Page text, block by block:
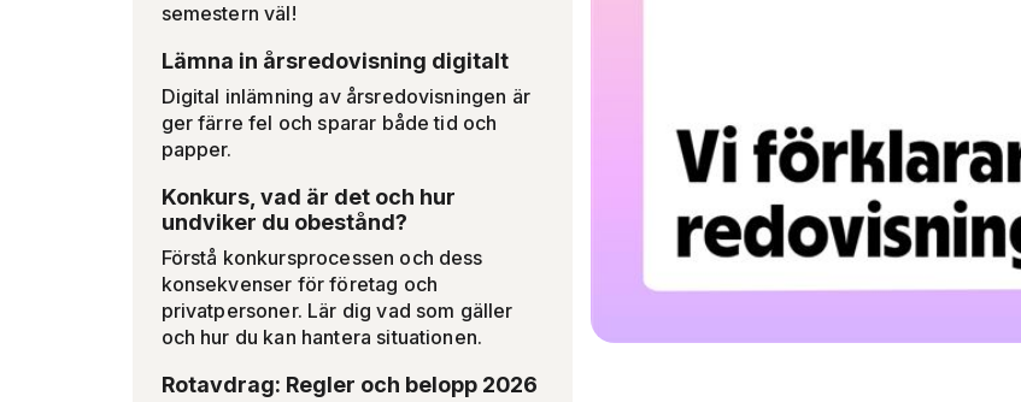
semestern väl!
Lämna in årsredovisning digitalt
Digital inlämning av årsredovisningen är
ger färre fel och sparar både tid och
papper.
Konkurs, vad är det och hur
undviker du obestånd?
Förstå konkursprocessen och dess
konsekvenser för företag och
privatpersoner. Lär dig vad som gäller
och hur du kan hantera situationen.
Rotavdrag: Regler och belopp 2026